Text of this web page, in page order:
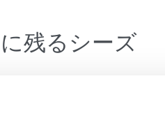
残るシーズ